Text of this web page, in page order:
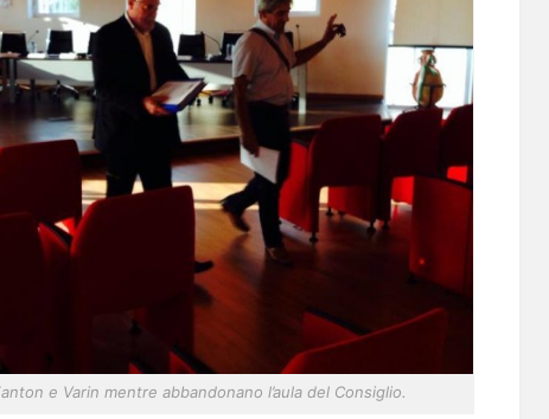
e Varin mentre abbandonano l’aula del Consiglio.